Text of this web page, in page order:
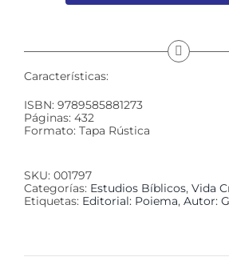
Características:
ISBN: 9789585881273
Páginas: 432
Formato: Tapa Rústica
SKU: 001797
Categorías: Estudios Bíblicos, Vida
Etiquetas: Editorial: Poiema, Autor: